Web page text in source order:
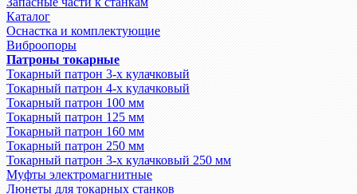
Каталог
Оснастка и комплектующие
Виброопоры
Патроны токарные
Токарный патрон 3-х кулачковый
Токарный патрон 4-х кулачковый
Токарный патрон 100 мм
Токарный патрон 125 мм
Токарный патрон 160 мм
Токарный патрон 250 мм
Токарный патрон 3-х кулачковый 250 мм
Муфты электромагнитные
Люнеты для токарных станков